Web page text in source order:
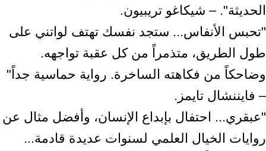
الحديثة". – شيكاغو تريبيون.
"تحبس الأنفاس... ستجد نفسك تهتف لواتني على
طول الطريق، متذمراً من كل عقبة تواجهه.
وضاحكاً من فكاهته الساخرة. رواية حماسية جداً"
– فايننشال تايمز.
"عبقري... احتفال بإبداع الإنسان، وأفضل مثال عن
روايات الخيال العلمي لسنوات عديدة قادمة...